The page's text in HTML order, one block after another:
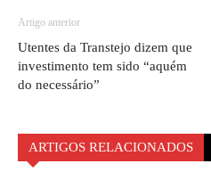
Artigo anterior
Utentes da Transtejo dizem que
investimento tem sido “aquém
do necessário”
ARTIGOS RELACIONADOS